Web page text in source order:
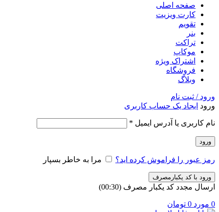
صفحه اصلی
کارت ویزیت
تقویم
بنر
تراکت
موکاپ
اشتراک ویژه
فروشگاه
وبلاگ
ورود / ثبت نام
ورود ایجاد یک حساب کاربری
نام کاربری یا آدرس ایمیل *
ورود
رمز عبور را فراموش کرده اید؟ مرا به خاطر بسپار
ورود با کد یکبارمصرف
ارسال مجدد کد یکبار مصرف (00:
30
)
0 مورد 0 تومان